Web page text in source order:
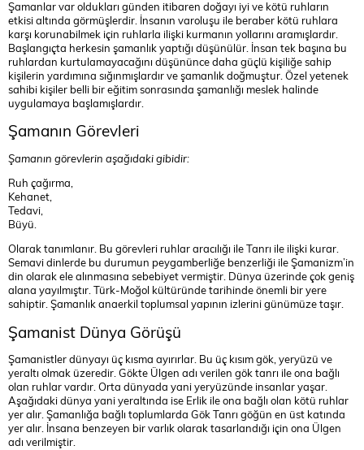
Şamanlar var oldukları günden itibaren doğayı iyi ve kötü ruhların
etkisi altında görmüşlerdir. İnsanın varoluşu ile beraber kötü ruhlara
karşı korunabilmek için ruhlarla ilişki kurmanın yollarını aramışlardır.
Başlangıçta herkesin şamanlık yaptığı düşünülür. İnsan tek başına bu
ruhlardan kurtulamayacağını düşününce daha güçlü kişiliğe sahip
kişilerin yardımına sığınmışlardır ve şamanlık doğmuştur. Özel yetenek
sahibi kişiler belli bir eğitim sonrasında şamanlığı meslek halinde
uygulamaya başlamışlardır.
Şamanın Görevleri
Şamanın görevlerin aşağıdaki gibidir:
Ruh çağırma,
Kehanet,
Tedavi,
Büyü.
Olarak tanımlanır. Bu görevleri ruhlar aracılığı ile Tanrı ile ilişki kurar.
Semavi dinlerde bu durumun peygamberliğe benzerliği ile Şamanizm’in
din olarak ele alınmasına sebebiyet vermiştir. Dünya üzerinde çok geniş
alana yayılmıştır. Türk-Moğol kültüründe tarihinde önemli bir yere
sahiptir. Şamanlık anaerkil toplumsal yapının izlerini günümüze taşır.
Şamanist Dünya Görüşü
Şamanistler dünyayı üç kısma ayırırlar. Bu üç kısım gök, yeryüzü ve
yeraltı olmak üzeredir. Gökte Ülgen adı verilen gök tanrı ile ona bağlı
olan ruhlar vardır. Orta dünyada yani yeryüzünde insanlar yaşar.
Aşağıdaki dünya yani yeraltında ise Erlik ile ona bağlı olan kötü ruhlar
yer alır. Şamanlığa bağlı toplumlarda Gök Tanrı göğün en üst katında
yer alır. İnsana benzeyen bir varlık olarak tasarlandığı için ona Ülgen
adı verilmiştir.